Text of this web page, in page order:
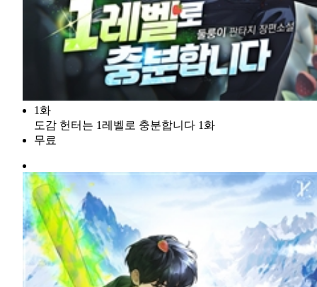
1화
도감 헌터는 1레벨로 충분합니다 1화
무료